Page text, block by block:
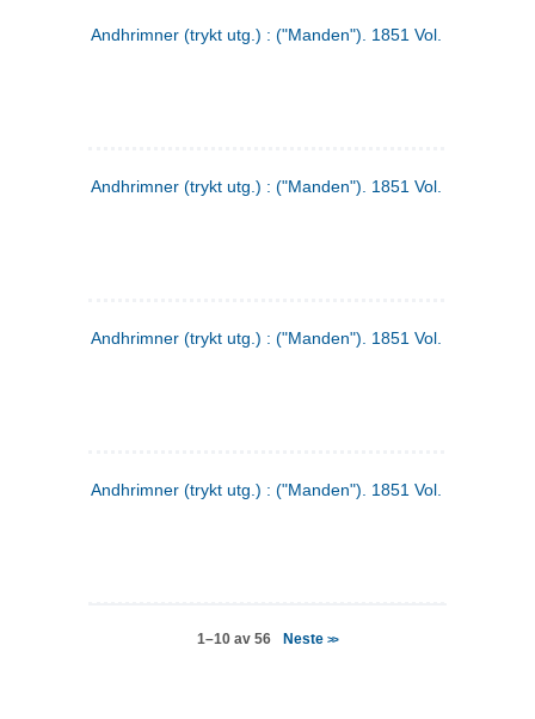
Andhrimner (trykt utg.) : ("Manden"). 1851 Vol. 1 Nr. 3
Andhrimner (trykt utg.) : ("Manden"). 1851 Vol. 2 Nr. 4
Andhrimner (trykt utg.) : ("Manden"). 1851 Vol. 2 Nr. 6
Andhrimner (trykt utg.) : ("Manden"). 1851 Vol. 1 Nr. 6
1–10 av 56 Neste>>